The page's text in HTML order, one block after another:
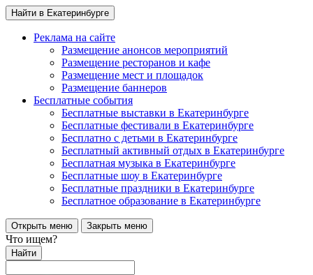
Найти в Екатеринбурге
Реклама на сайте
Размещение анонсов мероприятий
Размещение ресторанов и кафе
Размещение мест и площадок
Размещение баннеров
Бесплатные события
Бесплатные выставки в Екатеринбурге
Бесплатные фестивали в Екатеринбурге
Бесплатно с детьми в Екатеринбурге
Бесплатный активный отдых в Екатеринбурге
Бесплатная музыка в Екатеринбурге
Бесплатные шоу в Екатеринбурге
Бесплатные праздники в Екатеринбурге
Бесплатное образование в Екатеринбурге
Открыть меню Закрыть меню
Что ищем?
Найти